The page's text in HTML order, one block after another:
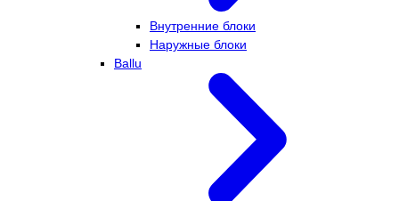
Внутренние блоки
Наружные блоки
Ballu